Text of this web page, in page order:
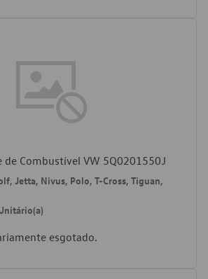
de Combustível VW 5Q0201550J
Jetta, Nivus, Polo, T-Cross, Tiguan,
esgotado.